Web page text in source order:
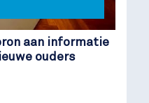
aan informatie
ouders